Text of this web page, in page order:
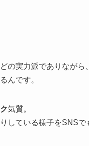
の実力派でありながら
んです。
気質。
している様子をSNS